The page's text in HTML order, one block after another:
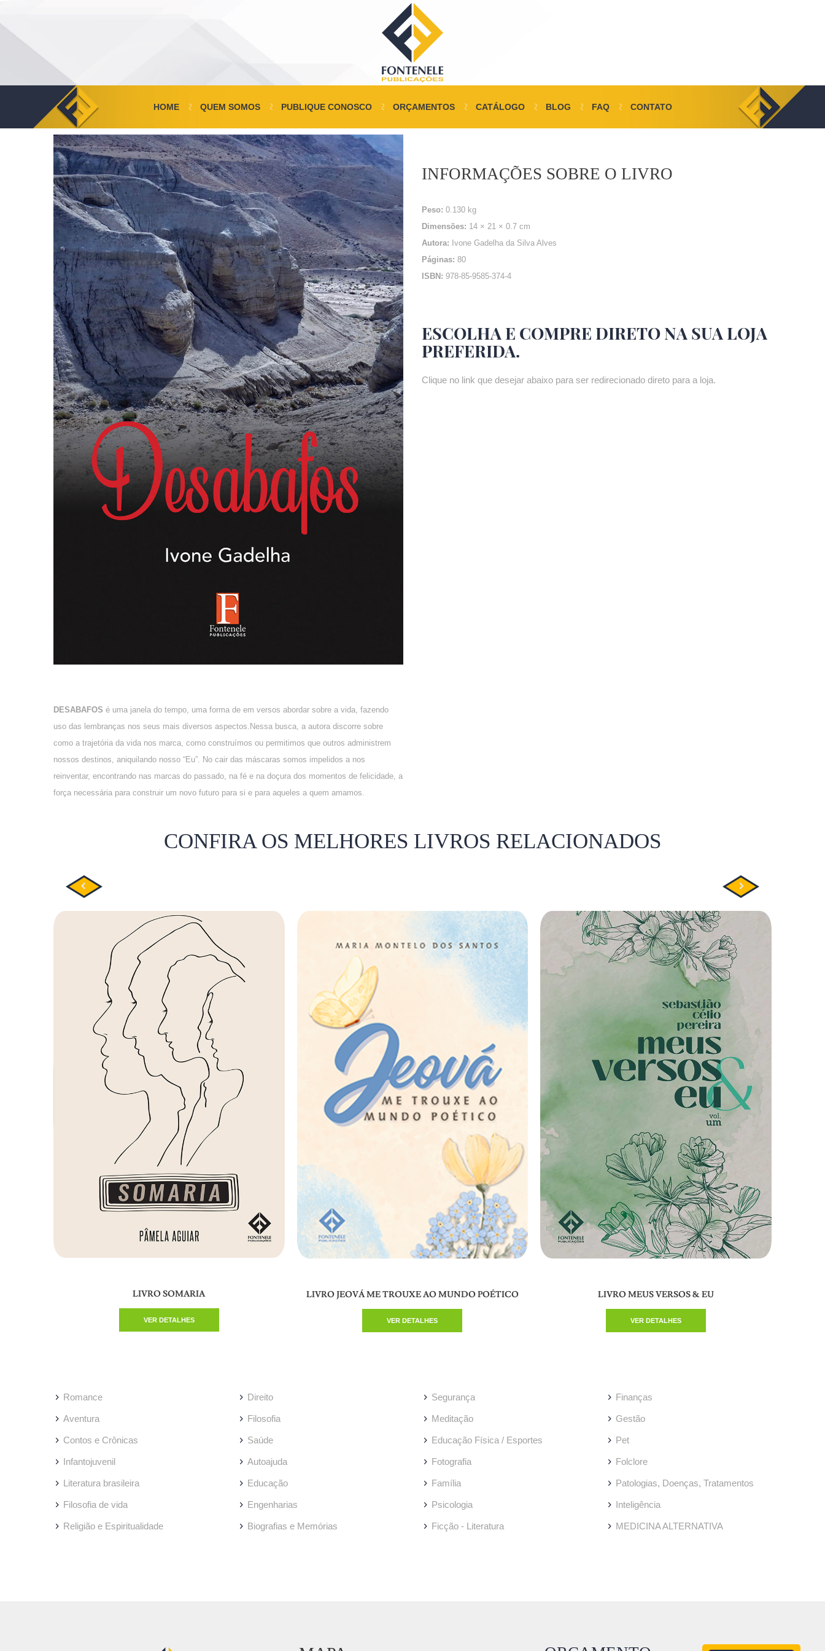
HOME QUEM SOMOS PUBLIQUE CONOSCO ORÇAMENTOS CATÁLOGO BLOG FAQ CONTATO
DESABAFOS é uma janela do tempo, uma forma de em versos abordar sobre a vida, fazendo
uso das lembranças nos seus mais diversos aspectos.Nessa busca, a autora discorre sobre
como a trajetória da vida nos marca, como construímos ou permitimos que outros administrem
nossos destinos, aniquilando nosso “Eu”. No cair das máscaras somos impelidos a nos
reinventar, encontrando nas marcas do passado, na fé e na doçura dos momentos de felicidade, a
força necessária para construir um novo futuro para si e para aqueles a quem amamos.
INFORMAÇÕES SOBRE O LIVRO
Peso: 0.130 kg
Dimensões: 14 × 21 × 0.7 cm
Autora: Ivone Gadelha da Silva Alves
Páginas: 80
ISBN: 978-85-9585-374-4
ESCOLHA E COMPRE DIRETO NA SUA LOJA
PREFERIDA.
Clique no link que desejar abaixo para ser redirecionado direto para a loja.
CONFIRA OS MELHORES LIVROS RELACIONADOS
LIVRO SOMARIA
VER DETALHES
LIVRO JEOVÁ ME TROUXE AO MUNDO POÉTICO
VER DETALHES
LIVRO MEUS VERSOS & EU
VER DETALHES
Romance
Aventura
Contos e Crônicas
Infantojuvenil
Literatura brasileira
Filosofia de vida
Religião e Espiritualidade
Direito
Filosofia
Saúde
Autoajuda
Educação
Engenharias
Biografias e Memórias
Segurança
Meditação
Educação Física / Esportes
Fotografia
Família
Psicologia
Ficção - Literatura
Finanças
Gestão
Pet
Folclore
Patologias, Doenças, Tratamentos
Inteligência
MEDICINA ALTERNATIVA